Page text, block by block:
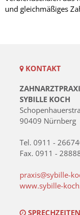
und gleichmäßiges
KONTAKT
SYBILLE KOCH
90409 Nürnberg
Tel. 0911 -
Fax. 0911 -
praxis@sybille-
www.sybille-
SPRECHZEITEN